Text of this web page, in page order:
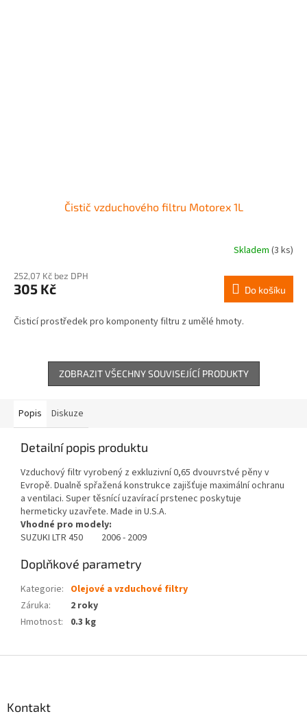
Čistič vzduchového filtru Motorex 1L
Skladem (3 ks)
252,07 Kč bez DPH
305 Kč Do košíku
Čisticí prostředek pro komponenty filtru z umělé hmoty.
ZOBRAZIT VŠECHNY SOUVISEJÍCÍ PRODUKTY
Popis Diskuze
Detailní popis produktu
Vzduchový filtr vyrobený z exkluzivní 0,65 dvouvrstvé pěny v
Evropě. Dualně spřažená konstrukce zajišťuje maximální ochranu
a ventilaci. Super těsnící uzavírací prstenec poskytuje
hermeticky uzavřete. Made in U.S.A.
Vhodné pro modely:
SUZUKI LTR 450 2006 - 2009
Doplňkové parametry
Kategorie: Olejové a vzduchové filtry
Záruka:
2 roky
Hmotnost: 0.3 kg
Kontakt